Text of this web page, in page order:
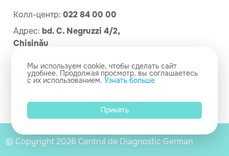
Колл-центр: 022 84 00 00
Адрес: bd. C. Negruzzi 4/2,
Chișinău
© Copyright 2026 Centrul de Diagnostic German
Мы используем cookie, чтобы сделать сайт
удобнее. Продолжая просмотр, вы соглашаетесь
с их использованием.Узнать больше
Принять